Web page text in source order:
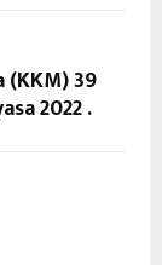
39
2022 .